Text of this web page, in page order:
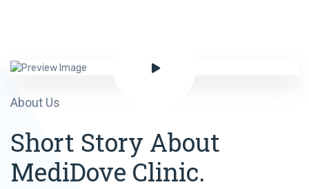
About Us
Short Story About
MediDove Clinic.